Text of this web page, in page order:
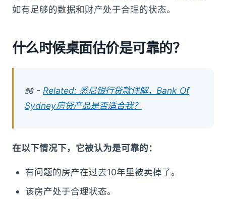
如有足够的数据和财产处于合理的状态。
什么时候桌面估价是可靠的？
📖 - Related: 悉尼银行贷款详解，Bank Of
Sydney房贷产品是否适合我？
在以下情况下，它被认为是可靠的：
有问题的房产在过去10年里被卖掉了。
该房产处于合理状态。